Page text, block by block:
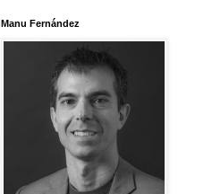
Manu Fernández